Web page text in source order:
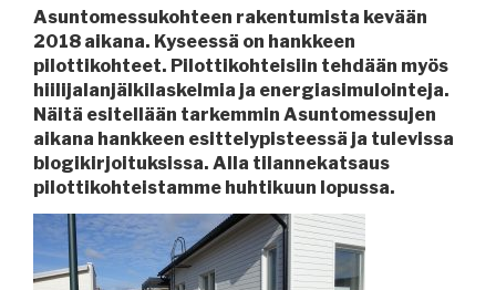
Asuntomessukohteen rakentumista kevään
2018 aikana. Kyseessä on hankkeen
pilottikohteet. Pilottikohteisiin tehdään myös
hiilijalanjälkilaskelmia ja energiasimulointeja.
Näitä esitellään tarkemmin Asuntomessujen
aikana hankkeen esittelypisteessä ja tulevissa
blogikirjoituksissa. Alla tilannekatsaus
pilottikohteistamme huhtikuun lopussa.